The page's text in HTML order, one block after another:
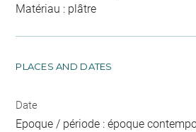
Matériau : plâtre
PLACES AND DATES
Date
Epoque / période : époque